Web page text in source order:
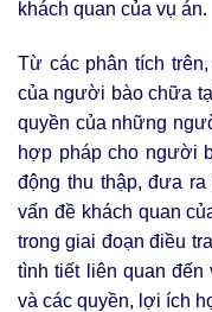
khách quan của vụ án.
Từ các phân tích
của người bào chữa
quyền của những
hợp pháp cho người
động thu thập, đưa
vấn đề khách quan
trong giai đoạn điều
tình tiết liên quan đến
và các quyền, lợi ích